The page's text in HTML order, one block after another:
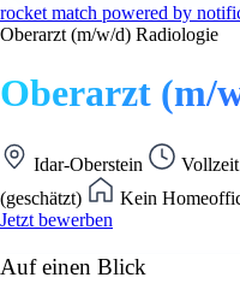
rocket match powered by
Oberarzt (m/w/d) Radiologie
Oberarzt (m/
Idar-Oberstein Vollzeit
(geschätzt)
Kein
Jetzt bewerben
Auf einen Blick